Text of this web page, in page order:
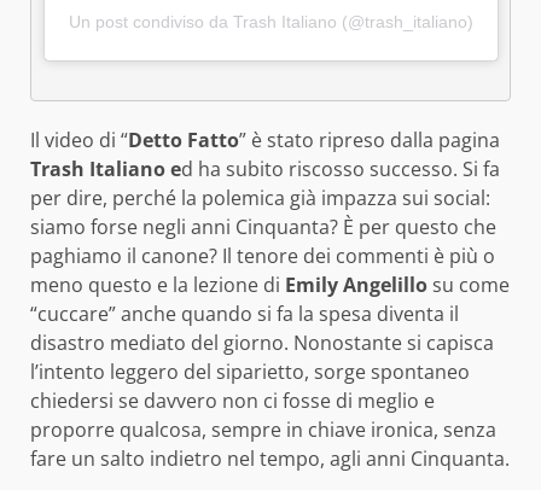
Un post condiviso da Trash Italiano (@trash_italiano)
Il video di “Detto Fatto” è stato ripreso dalla pagina
Trash Italiano ed ha subito riscosso successo. Si fa
per dire, perché la polemica già impazza sui social:
siamo forse negli anni Cinquanta? È per questo che
paghiamo il canone? Il tenore dei commenti è più o
meno questo e la lezione di Emily Angelillosu come
“cuccare” anche quando si fa la spesa diventa il
disastro mediato del giorno. Nonostante si capisca
l’intento leggero del siparietto, sorge spontaneo
chiedersi se davvero non ci fosse di meglio e
proporre qualcosa, sempre in chiave ironica, senza
fare un salto indietro nel tempo, agli anni Cinquanta.